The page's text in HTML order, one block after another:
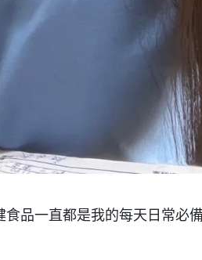
品一直都是我的每天日常必備